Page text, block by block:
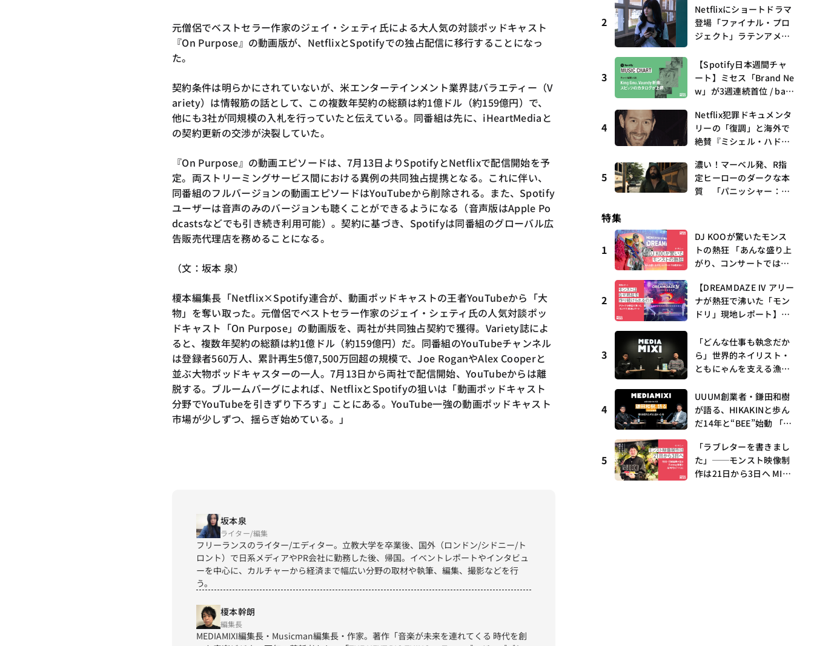
元僧侶でベストセラー作家のジェイ・シェティ氏による大人気の対談ポッドキャスト
『On Purpose』の動画版が、NetflixとSpotifyでの独占配信に移行することになっ
た。
契約条件は明らかにされていないが、米エンターテインメント業界誌バラエティー（V
ariety）は情報筋の話として、この複数年契約の総額は約1億ドル（約159億円）で、
他にも3社が同規模の入札を行っていたと伝えている。同番組は先に、iHeartMediaと
の契約更新の交渉が決裂していた。
『On Purpose』の動画エピソードは、7月13日よりSpotifyとNetflixで配信開始を予
定。両ストリーミングサービス間における異例の共同独占提携となる。これに伴い、
同番組のフルバージョンの動画エピソードはYouTubeから削除される。また、Spotify
ユーザーは音声のみのバージョンも聴くことができるようになる（音声版はApple Po
dcastsなどでも引き続き利用可能）。契約に基づき、Spotifyは同番組のグローバル広
告販売代理店を務めることになる。
（文：坂本 泉）
榎本編集長「Netflix×Spotify連合が、動画ポッドキャストの王者YouTubeから「大
物」を奪い取った。元僧侶でベストセラー作家のジェイ・シェティ氏の人気対談ポッ
ドキャスト「On Purpose」の動画版を、両社が共同独占契約で獲得。Variety誌によ
ると、複数年契約の総額は約1億ドル（約159億円）だ。同番組のYouTubeチャンネル
は登録者560万人、累計再生5億7,500万回超の規模で、Joe RoganやAlex Cooperと
並ぶ大物ポッドキャスターの一人。7月13日から両社で配信開始、YouTubeからは離
脱する。ブルームバーグによれば、NetflixとSpotifyの狙いは「動画ポッドキャスト
分野でYouTubeを引きずり下ろす」ことにある。YouTube一強の動画ポッドキャスト
市場が少しずつ、揺らぎ始めている。」
坂本泉
ライター/編集
フリーランスのライター/エディター。立教大学を卒業後、国外（ロンドン/シドニー/ト
ロント）で日系メディアやPR会社に勤務した後、帰国。イベントレポートやインタビュ
ーを中心に、カルチャーから経済まで幅広い分野の取材や執筆、編集、撮影などを行
う。
榎本幹朗
編集長
MEDIAMIXI編集長・Musicman編集長・作家。著作「音楽が未来を連れてくる 時代を創
3】
2
Netflixにショートドラマ
登場「ファイナル・プロ
ジェクト」ラテンアメリ
第17回 観たいものが多
すぎる～稲垣貴俊の配信
時評
3
【Spotify日本週間チャ
ート】ミセス「Brand Ne
w」が3週連続首位 / bac
曲、King Gnu新曲「GO
GHOST」が初登場〜集計
期間：2026年7/24〜7/30
4
Netflix犯罪ドキュメンタ
リーの「復調」と海外で
絶賛『ミシェル・ハドリ
第16回 観たいものが多
すぎる～稲垣貴俊の配信
時評
5
濃い！マーベル発、R指
定ヒーローのダークな本
質 「パニッシャー：ワ
多すぎる～稲垣貴俊の配
信時評
特集
1
DJ KOOが驚いたモンス
トの熱狂 「あんな盛り上
がり、コンサートでは絶
2
【DREAMDAZE Ⅳ アリー
ナが熱狂で沸いた「モン
ドリ」現地レポート】モ
続けられるのか？コラボ
初の“真獣神化”やDJ KO
O、てつや、兎田ぺこ
も集結
3
「どんな仕事も執念だか
ら」世界的ネイリスト・
ともにゃんを支える漁師
I with interfm #5
4
UUUM創業者・鎌田和樹
が語る、HIKAKINと歩ん
だ14年と“BEE”始動 「O
——MEDIAMIXI with inte
rfm #3
5
「ラブレターを書きまし
た」──モンスト映像制
作は21日から3日へ MIX